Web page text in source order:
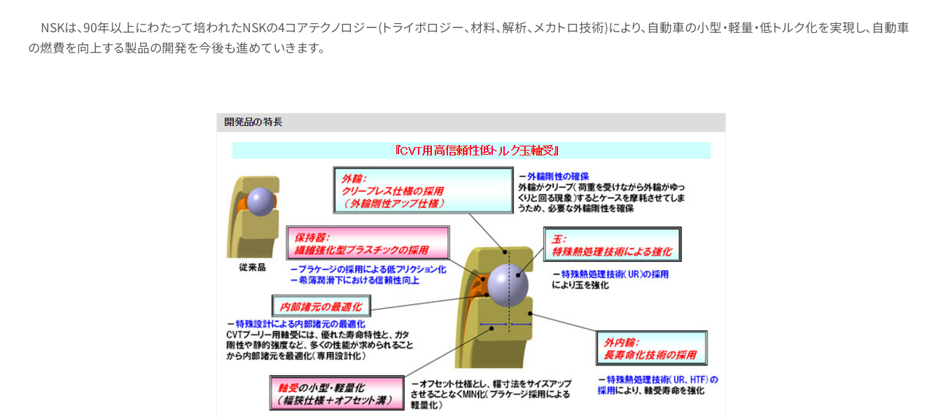
NSKは、90年以上にわたって培われたNSKの4コアテクノロジー(トライボロジー、材料、解析、メカトロ技術)により、自動車の小型・軽量・低トルク化を実現し、自動車
の燃費を向上する製品の開発を今後も進めていきます。